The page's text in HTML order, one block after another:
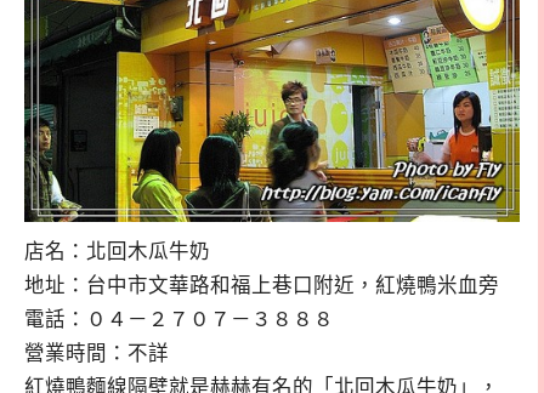
店名：北回木瓜牛奶
地址：台中市文華路和福上巷口附近，紅燒鴨米血旁
電話：０４－２７０７－３８８８
營業時間：不詳
紅燒鴨麵線隔壁就是赫赫有名的「北回木瓜牛奶」，